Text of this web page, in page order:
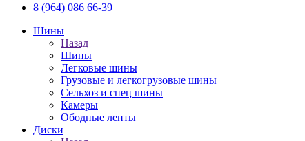
8 (964) 086 66-39
Шины
Назад
Шины
Легковые шины
Грузовые и легкогрузовые шины
Сельхоз и спец шины
Камеры
Ободные ленты
Диски